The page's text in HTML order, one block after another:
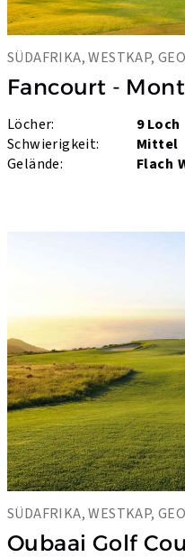
SÜDAFRIKA, WESTKAP,
Fancourt -
Löcher:
9 Loch
Schwierigkeit:
Mittel
Gelände:
Flach
SÜDAFRIKA, WESTKAP,
Oubaai Golf